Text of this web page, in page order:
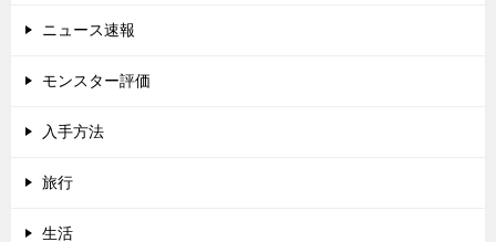
ニュース速報
モンスター評価
入手方法
旅行
生活